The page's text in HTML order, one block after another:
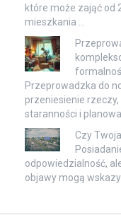
które może zająć od
mieszkania …
Przeprowadzka do
przeniesienie
staranności i
Czy
odpowiedzialność,
objawy mogą